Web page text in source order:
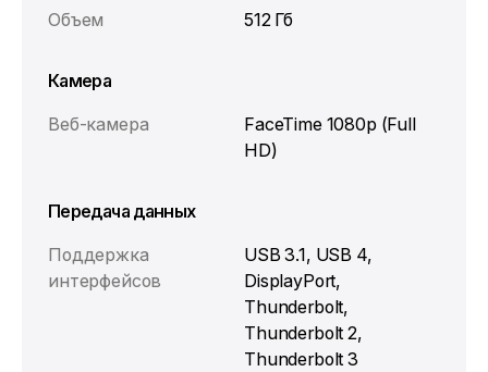
Объем
512 Гб
Камера
Веб-камера
FaceTime 1080p (Full
HD)
Передача данных
Поддержка
интерфейсов
USB 3.1, USB 4,
DisplayPort,
Thunderbolt,
Thunderbolt 2,
Thunderbolt 3